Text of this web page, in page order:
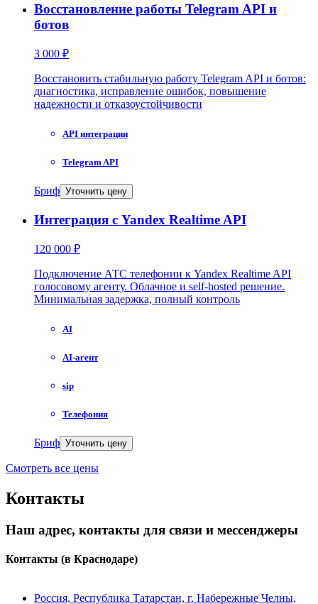
Восстановление работы Telegram API и
ботов
3 000 ₽
Восстановить стабильную работу Telegram API и ботов:
диагностика, исправление ошибок, повышение
надежности и отказоустойчивости
API интеграции
Telegram API
Бриф Уточнить цену
Интеграция с Yandex Realtime API
120 000 ₽
Подключение АТС телефонии к Yandex Realtime API
голосовому агенту. Облачное и self-hosted решение.
Минимальная задержка, полный контроль
AI
AI-агент
sip
Телефония
Бриф Уточнить цену
Смотреть все цены
Контакты
Наш адрес, контакты для связи и мессенджеры
Контакты (в Краснодаре)
Россия, Республика Татарстан, г. Набережные Челны,